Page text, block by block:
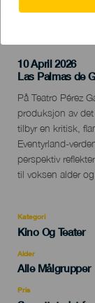
10 April 2026
Localidad
Las Palmas de
Descripción
del
evento
På Teatro Pérez
produksjon av
tilbyr en kritisk,
Eventyrland-
perspektiv
til voksen alder
Kategori
Categoría
evento
Kino Og Teater
Alder
Edad
Recomendada
Alle Målgrupper
Pris